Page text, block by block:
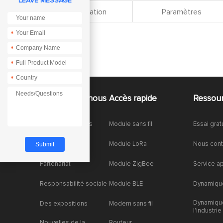
Spécification Paramètres
À propos de nous
À propos de nous
Honneurs
Partenariat
Responsabilité sociale
Des expositions
Accès rapide
Module sans fil
Module LoRa
Module ZigBee
Module BLE
Modem sans fil
Essai
Nous
Service
l'industrie
*
*
*
*